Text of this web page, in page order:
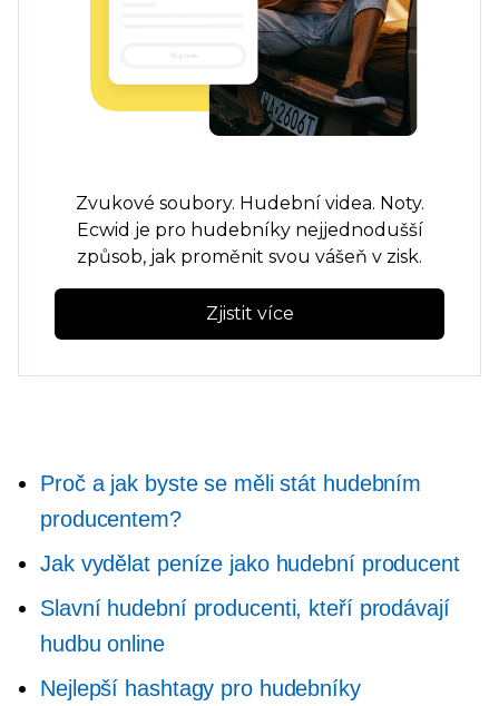
Zvukové soubory. Hudební videa. Noty.
Ecwid je pro hudebníky nejjednodušší
způsob, jak proměnit svou vášeň v zisk.
Zjistit více
Proč a jak byste se měli stát hudebním
producentem?
Jak vydělat peníze jako hudební producent
Slavní hudební producenti, kteří prodávají
hudbu online
Nejlepší hashtagy pro hudebníky